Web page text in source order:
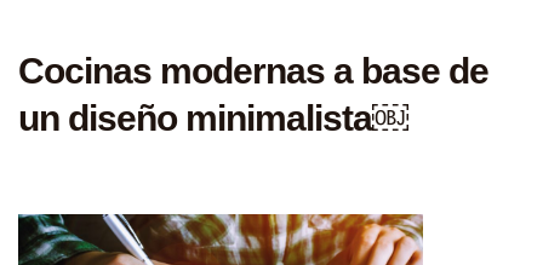
Cocinas modernas a base de
un diseño minimalista￼